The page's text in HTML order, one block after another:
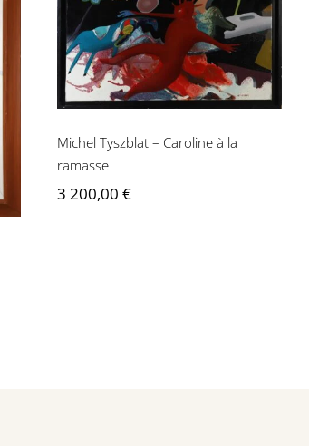
Michel Tyszblat –
Caroline à la ramasse
Michel Tyszblat – Caroline à la
ramasse
3 200,00 €